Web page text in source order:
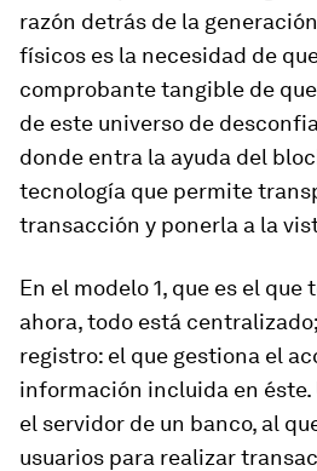
razón detrás de la
físicos es la necesidad de
comprobante tangible de
de este universo de
donde entra la ayuda del
tecnología que permite
transacción y ponerla a la
En el modelo 1, que es el que
ahora, todo está
registro: el que gestiona el
información incluida en éste.
el servidor de un banco, al
usuarios para realizar